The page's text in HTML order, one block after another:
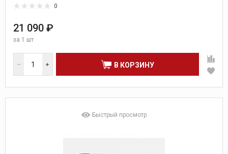
0
21 090 ₽
за 1 шт
В КОРЗИНУ
Быстрый просмотр